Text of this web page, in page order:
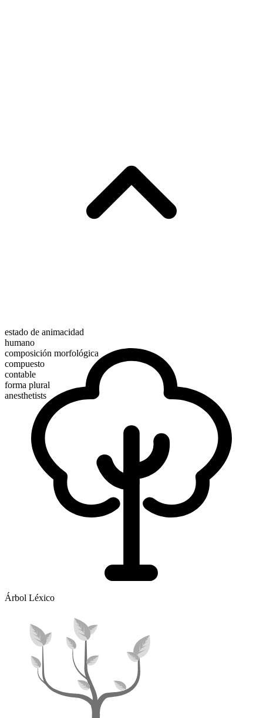
estado de animacidad
humano
composición morfológica
compuesto
contable
forma plural
anesthetists
Árbol Léxico